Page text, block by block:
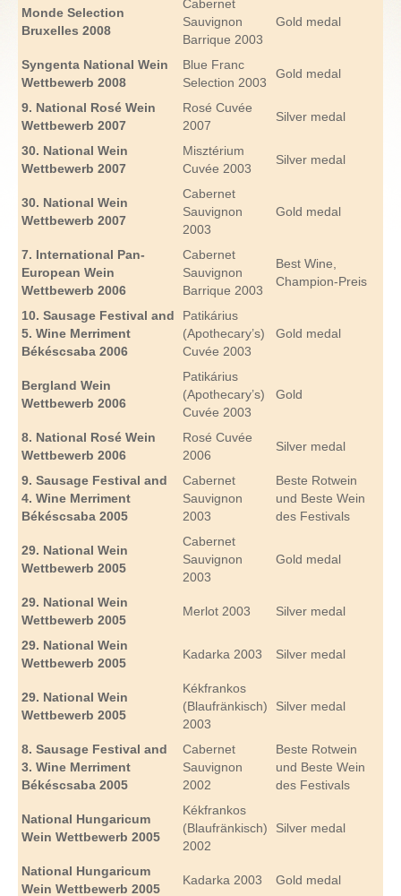
Monde Selection
Bruxelles 2008
Cabernet
Sauvignon
Barrique 2003
Gold medal
Syngenta NationalWein
Wettbewerb 2008
Blue Franc
Selection 2003
Gold medal
9. National RoséWein
Wettbewerb 2007
Rosé Cuvée
2007
Silver medal
30. NationalWein
Wettbewerb 2007
Misztérium
Cuvée 2003
Silver medal
30. NationalWein
Wettbewerb 2007
Cabernet
Sauvignon
2003
Gold medal
7. International Pan-
EuropeanWein
Wettbewerb 2006
Cabernet
Sauvignon
Barrique 2003
Best Wine,
Champion-Preis
10. Sausage Festival and
5. Wine Merriment
Békéscsaba 2006
Patikárius
(Apothecary’s)
Cuvée 2003
Gold medal
BerglandWein
Wettbewerb 2006
Patikárius
(Apothecary’s)
Cuvée 2003
Gold
8. National RoséWein
Wettbewerb 2006
Rosé Cuvée
2006
Silver medal
9. Sausage Festival and
4. Wine Merriment
Békéscsaba 2005
Cabernet
Sauvignon
2003
Beste Rotwein
und Beste Wein
des Festivals
29. NationalWein
Wettbewerb 2005
Cabernet
Sauvignon
2003
Gold medal
29. NationalWein
Wettbewerb 2005
Merlot 2003 Silver medal
29. NationalWein
Wettbewerb 2005
Kadarka 2003 Silver medal
29. NationalWein
Wettbewerb 2005
Kékfrankos
(Blaufränkisch)
2003
Silver medal
8. Sausage Festival and
3. Wine Merriment
Békéscsaba 2005
Cabernet
Sauvignon
2002
Beste Rotwein
und Beste Wein
des Festivals
National Hungaricum
Wein Wettbewerb 2005
Kékfrankos
(Blaufränkisch)
2002
Silver medal
National Hungaricum
Wein Wettbewerb 2005
Kadarka 2003 Gold medal